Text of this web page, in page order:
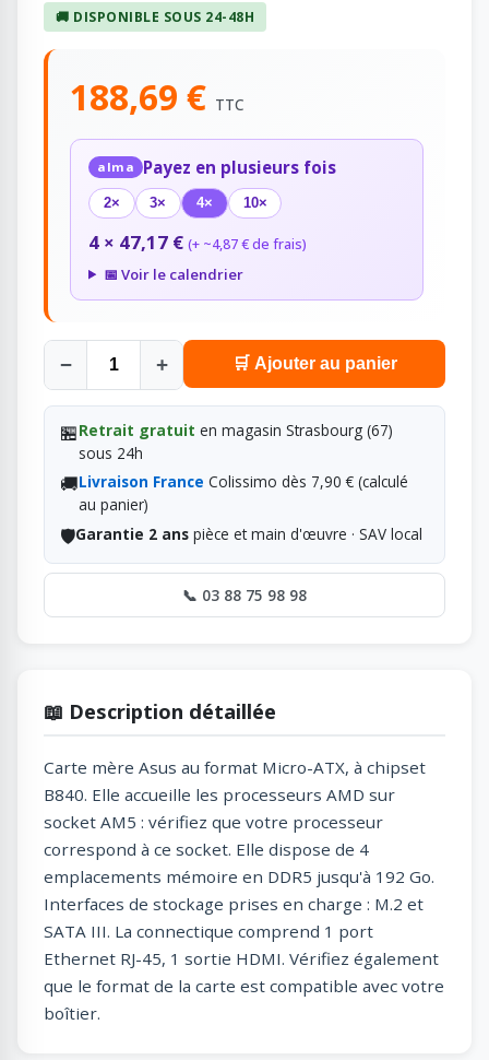
🚚 DISPONIBLE SOUS 24-48H
188,69 € TTC
alma Payez en plusieurs fois
2× 3× 4× 10×
4 × 47,17 € (+ ~4,87 € de frais)
📅 Voir le calendrier
− + 🛒 Ajouter au panier
🏪Retrait gratuit en magasin Strasbourg (67)
sous 24h
🚚Livraison France Colissimo dès 7,90 € (calculé
au panier)
🛡️Garantie 2 anspièce et main d'œuvre · SAV local
📞 03 88 75 98 98
📖 Description détaillée
Carte mère Asus au format Micro-ATX, à chipset
B840. Elle accueille les processeurs AMD sur
socket AM5 : vérifiez que votre processeur
correspond à ce socket. Elle dispose de 4
emplacements mémoire en DDR5 jusqu'à 192 Go.
Interfaces de stockage prises en charge : M.2 et
SATA III. La connectique comprend 1 port
Ethernet RJ-45, 1 sortie HDMI. Vérifiez également
que le format de la carte est compatible avec votre
boîtier.